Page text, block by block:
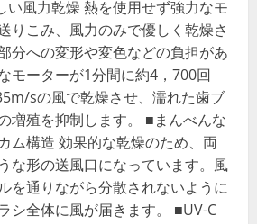
い風力乾燥 熱を使用せず強力なモ
りこみ、風力のみで優しく乾燥さ
分への変形や変色などの負担があ
モーターが1分間に約4，700回
sの風で乾燥させ、濡れた歯ブ
増殖を抑制します。 ■まんべんな
ム構造 効果的な乾燥のため、両
な形の送風口になっています。風
を通りながら分散されないように
シ全体に風が届きます。 ■UV-C